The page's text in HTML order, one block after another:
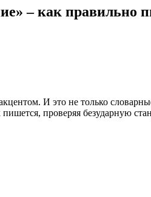
– как правильно
И это не только
проверяя безударную